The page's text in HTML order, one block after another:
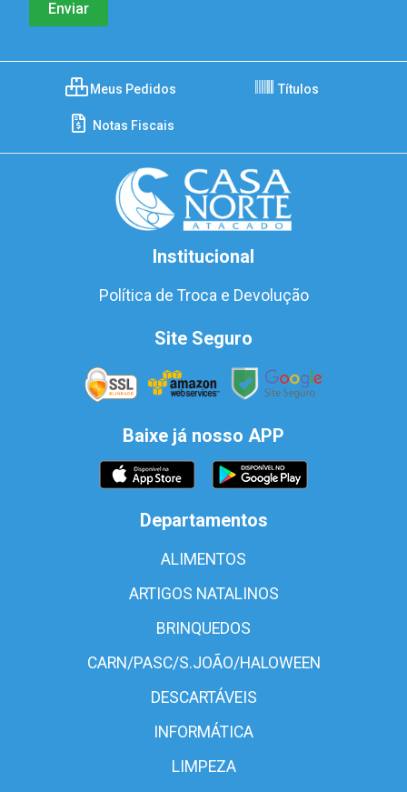
Meus Pedidos Títulos
Notas Fiscais
Institucional
Política de Troca e Devolução
Site Seguro
Baixe já nosso APP
Departamentos
ALIMENTOS
ARTIGOS NATALINOS
BRINQUEDOS
CARN/PASC/S.JOÃO/HALOWEEN
DESCARTÁVEIS
INFORMÁTICA
LIMPEZA